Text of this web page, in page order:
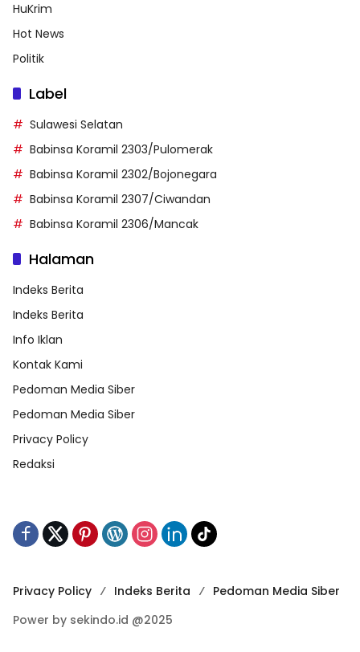
HuKrim
Hot News
Politik
Label
Sulawesi Selatan
Babinsa Koramil 2303/Pulomerak
Babinsa Koramil 2302/Bojonegara
Babinsa Koramil 2307/Ciwandan
Babinsa Koramil 2306/Mancak
Halaman
Indeks Berita
Indeks Berita
Info Iklan
Kontak Kami
Pedoman Media Siber
Pedoman Media Siber
Privacy Policy
Redaksi
Privacy Policy Indeks Berita
Pedoman Media Siber
Power by sekindo.id @2025